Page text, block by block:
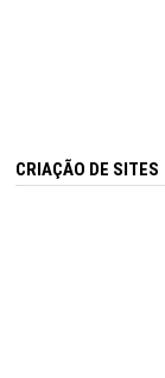
CRIAÇÃO DE SITES